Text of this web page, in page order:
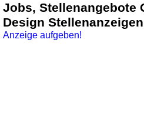
Jobs, Stellenangebote
Design
Anzeige aufgeben!